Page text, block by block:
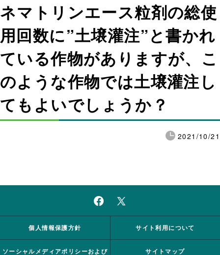
ネマトリンエース粒剤の総使
用回数に”土壌灌注”と書かれ
ている作物がありますが、こ
のような作物では土壌灌注し
てもよいでしょうか？
2021/10/21
個人情報保護方針 サイト利用について
ソーシャルメディアポリシーおよび サイトマップ